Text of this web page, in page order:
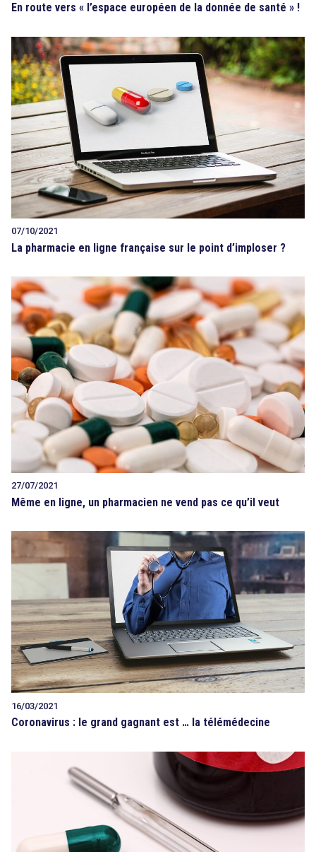
En route vers « l’espace européen de la donnée de santé » !
07/10/2021
La pharmacie en ligne française sur le point d’imploser ?
27/07/2021
Même en ligne, un pharmacien ne vend pas ce qu’il veut
16/03/2021
Coronavirus : le grand gagnant est … la télémédecine